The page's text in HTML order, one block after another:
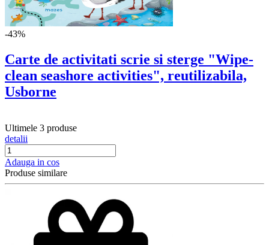
-43%
Carte de activitati scrie si sterge "Wipe-
clean seashore activities", reutilizabila,
Usborne
Ultimele 3 produse
detalii
Adauga in cos
Produse similare